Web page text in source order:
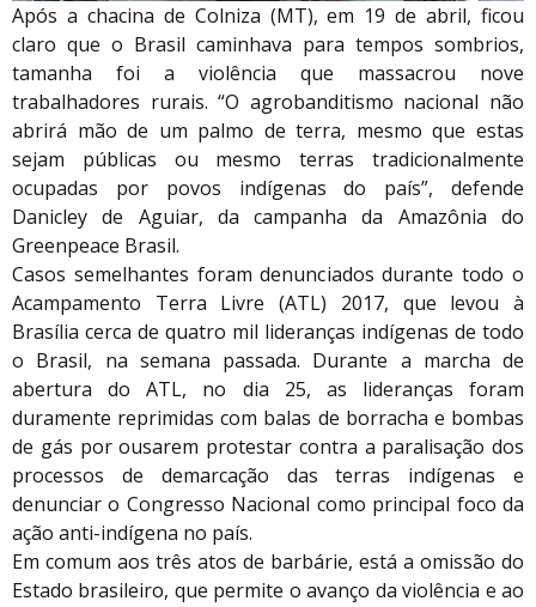
Após a chacina de Colniza (MT), em 19 de abril, ficou
claro que o Brasil caminhava para tempos sombrios,
tamanha foi a violência que massacrou nove
trabalhadores rurais. “O agrobanditismo nacional não
abrirá mão de um palmo de terra, mesmo que estas
sejam públicas ou mesmo terras tradicionalmente
ocupadas por povos indígenas do país”, defende
Danicley de Aguiar, da campanha da Amazônia do
Greenpeace Brasil.
Casos semelhantes foram denunciados durante todo o
Acampamento Terra Livre (ATL) 2017, que levou à
Brasília cerca de quatro mil lideranças indígenas de todo
o Brasil, na semana passada. Durante a marcha de
abertura do ATL, no dia 25, as lideranças foram
duramente reprimidas com balas de borracha e bombas
de gás por ousarem protestar contra a paralisação dos
processos de demarcação das terras indígenas e
denunciar o Congresso Nacional como principal foco da
ação anti-indígena no país.
Em comum aos três atos de barbárie, está a omissão do
Estado brasileiro, que permite o avanço da violência e ao